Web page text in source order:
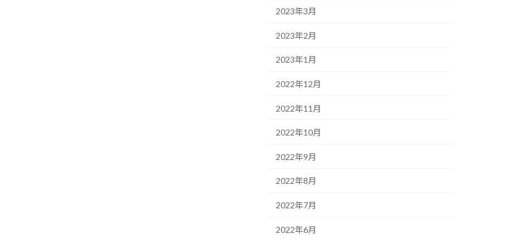
2023年3月
2023年2月
2023年1月
2022年12月
2022年11月
2022年10月
2022年9月
2022年8月
2022年7月
2022年6月